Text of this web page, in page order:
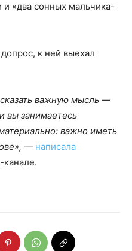
«два сонных мальчика-
к ней выехал
важную мысль —
вы занимаетесь
важно иметь
— написала
канале.